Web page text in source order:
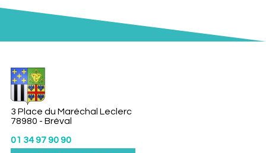
3 Place du Maréchal Leclerc
78980 - Bréval
01 34 97 90 90